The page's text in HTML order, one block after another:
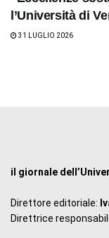
l’Università di
31 LUGLIO 2026
il giornale
Direttore editoriale:
Direttrice